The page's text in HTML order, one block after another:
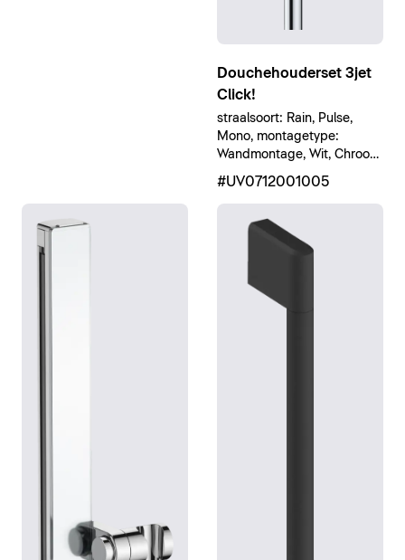
Douchehouderset 3jet
Click!
straalsoort: Rain, Pulse,
Mono, montagetype:
Wandmontage, Wit, Chroom
Hoogglans
#UV0712001005